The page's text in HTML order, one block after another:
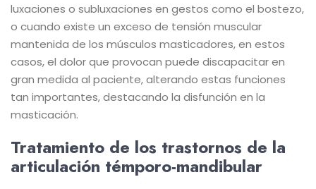
luxaciones o subluxaciones en gestos como el bostezo,
o cuando existe un exceso de tensión muscular
mantenida de los músculos masticadores, en estos
casos, el dolor que provocan puede discapacitar en
gran medida al paciente, alterando estas funciones
tan importantes, destacando la disfunción en la
masticación.
Tratamiento de los trastornos de la
articulación témporo-mandibular